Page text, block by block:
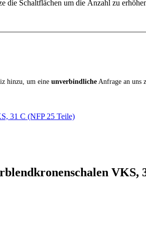
die Schaltflächen um die Anzahl zu
hinzu, um eine unverbindliche Anfrage an uns
31 C (NFP 25 Teile)
VKS,